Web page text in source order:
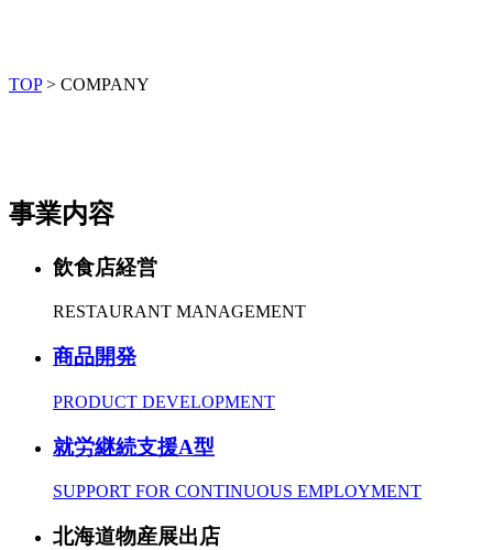
TOP> COMPANY
事業内容
飲食店経営
RESTAURANT MANAGEMENT
商品開発
PRODUCT DEVELOPMENT
就労継続支援A型
SUPPORT FOR CONTINUOUS EMPLOYMENT
北海道物産展出店